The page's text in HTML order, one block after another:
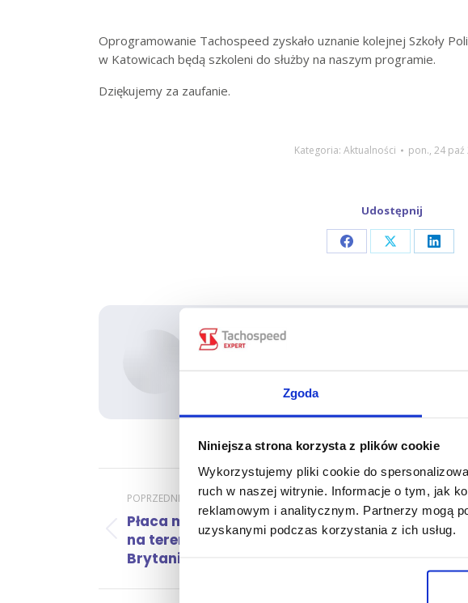
Zgoda
Niniejsza strona korzysta z plików cookie
Wykorzystujemy pliki cookie do
ruch w naszej witrynie. Informacje o tym, jak
reklamowym i analitycznym. Partnerzy mogą
uzyskanymi podczas korzystania z ich usług.
Oprogramowanie Tachospeed zyskało uznanie kolejnej Szkoły
w Katowicach będą szkoleni do służby na naszym programie.
Dziękujemy za zaufanie.
Kategoria: Aktualności pon., 24 paź
Udostępnij
Share Share Share
Autor:Marcin Szmandra
Nawigacja
wpisów
POPRZEDNI
Poprzedni
wpis:
Płaca minimalna dla kierowców
na terenie Hiszpanii i Wielkiej
Brytanii?
Następny